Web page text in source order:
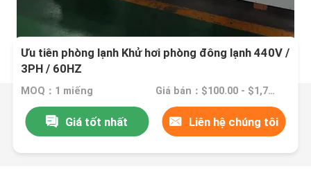
Ưu tiên phòng lạnh Khử hơi phòng đông lạnh 440V /
3PH / 60HZ
MOQ：1 miếng Giá bán：$100.00 - $1,700.00/sets
Giá tốt nhất Liên hệ chúng tôi